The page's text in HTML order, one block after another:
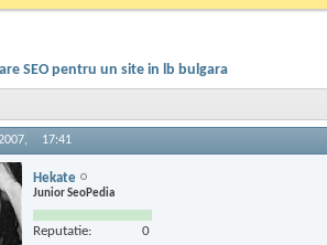
SEO pentru un site in lb bulgara
17:41
Hekate
Junior SeoPedia
Reputatie: 0